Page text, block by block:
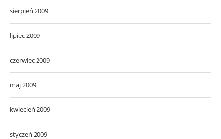
sierpień 2009
lipiec 2009
czerwiec 2009
maj 2009
kwiecień 2009
styczeń 2009